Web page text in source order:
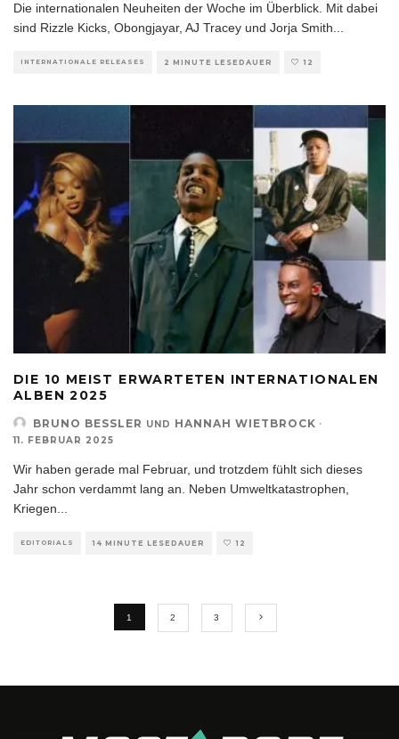
Die internationalen Neuheiten der Woche im Überblick. Mit dabei
sind Rizzle Kicks, Obongjayar, AJ Tracey und Jorja Smith...
INTERNATIONALE RELEASES 2 MINUTE LESEDAUER 12
DIE 10 MEIST ERWARTETEN INTERNATIONALEN
ALBEN 2025
BRUNO BESSLER UND HANNAH WIETBROCK ·
11. FEBRUAR 2025
Wir haben gerade mal Februar, und trotzdem fühlt sich dieses
Jahr schon verdammt lang an. Neben Umweltkatastrophen,
Kriegen
EDITORIALS 14 MINUTE LESEDAUER 12
1 2 3